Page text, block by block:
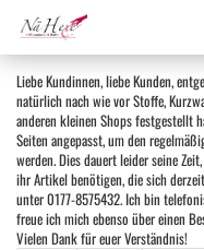
Liebe Kundinnen, liebe Kunden,
natürlich nach wie vor Stoffe,
anderen kleinen Shops festgestellt
Seiten angepasst, um den
werden. Dies dauert leider seine
ihr Artikel benötigen, die sich
unter 0177-8575432. Ich bin
freue ich mich ebenso über einen
Vielen Dank für euer Verständnis!